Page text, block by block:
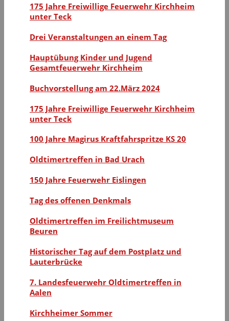
175 Jahre Freiwillige Feuerwehr Kirchheim
unter Teck
Drei Veranstaltungen an einem Tag
Hauptübung Kinder und Jugend
Gesamtfeuerwehr Kirchheim
Buchvorstellung am 22.März 2024
175 Jahre Freiwillige Feuerwehr Kirchheim
unter Teck
100 Jahre Magirus Kraftfahrspritze KS 20
Oldtimertreffen in Bad Urach
150 Jahre Feuerwehr Eislingen
Tag des offenen Denkmals
Oldtimertreffen im Freilichtmuseum
Beuren
Historischer Tag auf dem Postplatz und
Lauterbrücke
7. Landesfeuerwehr Oldtimertreffen in
Aalen
Kirchheimer Sommer